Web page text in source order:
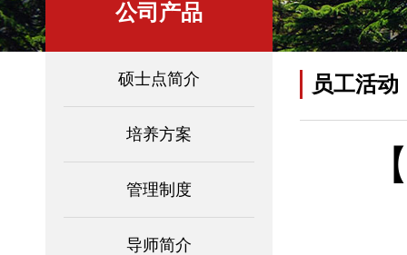
公司产品
硕士点简介
培养方案
管理制度
导师简介
员工活动